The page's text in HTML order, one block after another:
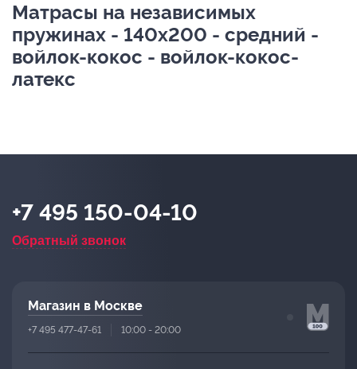
Матрасы на независимых
пружинах - 140х200 - средний -
войлок-кокос - войлок-кокос-
латекс
+7 495 150-04-10
Обратный звонок
Магазин в Москве
+7 495 477-47-61 10:00 - 20:00